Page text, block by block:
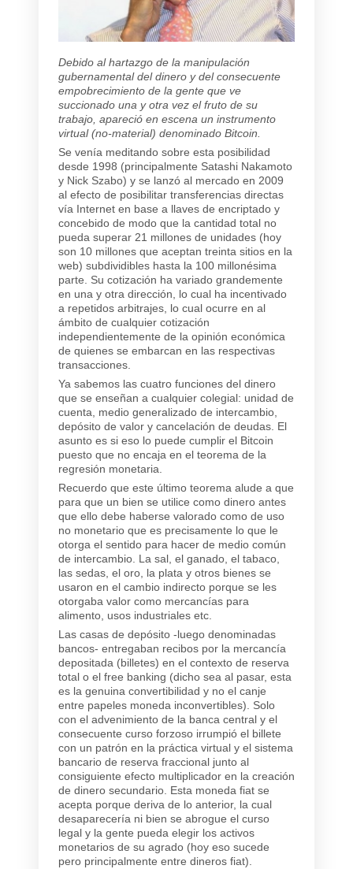
Debido al hartazgo de la manipulación
gubernamental del dinero y del consecuente
empobrecimiento de la gente que ve
succionado una y otra vez el fruto de su
trabajo, apareció en escena un instrumento
virtual (no-material) denominado Bitcoin.
Se venía meditando sobre esta posibilidad
desde 1998 (principalmente Satashi Nakamoto
y Nick Szabo) y se lanzó al mercado en 2009
al efecto de posibilitar transferencias directas
vía Internet en base a llaves de encriptado y
concebido de modo que la cantidad total no
pueda superar 21 millones de unidades (hoy
son 10 millones que aceptan treinta sitios en la
web) subdividibles hasta la 100 millonésima
parte. Su cotización ha variado grandemente
en una y otra dirección, lo cual ha incentivado
a repetidos arbitrajes, lo cual ocurre en al
ámbito de cualquier cotización
independientemente de la opinión económica
de quienes se embarcan en las respectivas
transacciones.
Ya sabemos las cuatro funciones del dinero
que se enseñan a cualquier colegial: unidad de
cuenta, medio generalizado de intercambio,
depósito de valor y cancelación de deudas. El
asunto es si eso lo puede cumplir el Bitcoin
puesto que no encaja en el teorema de la
regresión monetaria.
Recuerdo que este último teorema alude a que
para que un bien se utilice como dinero antes
que ello debe haberse valorado como de uso
no monetario que es precisamente lo que le
otorga el sentido para hacer de medio común
de intercambio. La sal, el ganado, el tabaco,
las sedas, el oro, la plata y otros bienes se
usaron en el cambio indirecto porque se les
otorgaba valor como mercancías para
alimento, usos industriales etc.
Las casas de depósito -luego denominadas
bancos- entregaban recibos por la mercancía
depositada (billetes) en el contexto de reserva
total o el free banking (dicho sea al pasar, esta
es la genuina convertibilidad y no el canje
entre papeles moneda inconvertibles). Solo
con el advenimiento de la banca central y el
consecuente curso forzoso irrumpió el billete
con un patrón en la práctica virtual y el sistema
bancario de reserva fraccional junto al
consiguiente efecto multiplicador en la creación
de dinero secundario. Esta moneda fiat se
acepta porque deriva de lo anterior, la cual
desaparecería ni bien se abrogue el curso
legal y la gente pueda elegir los activos
monetarios de su agrado (hoy eso sucede
pero principalmente entre dineros fiat).